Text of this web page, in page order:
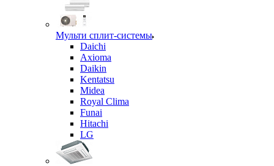
Мульти сплит-системы
Daichi
Axioma
Daikin
Kentatsu
Midea
Royal Clima
Funai
Hitachi
LG